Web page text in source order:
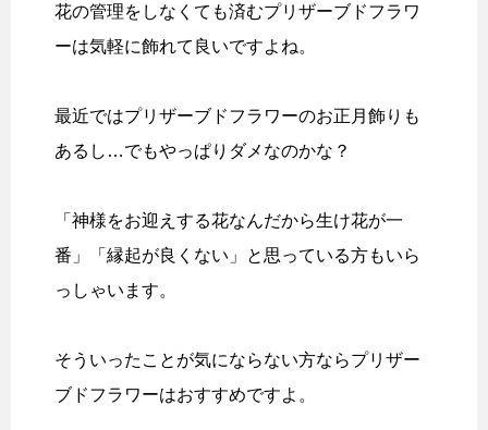
花の管理をしなくても済むプリザーブドフラワ
ーは気軽に飾れて良いですよね。
最近ではプリザーブドフラワーのお正月飾りも
あるし…でもやっぱりダメなのかな？
「神様をお迎えする花なんだから生け花が一
番」「縁起が良くない」と思っている方もいら
っしゃいます。
そういったことが気にならない方ならプリザー
ブドフラワーはおすすめですよ。